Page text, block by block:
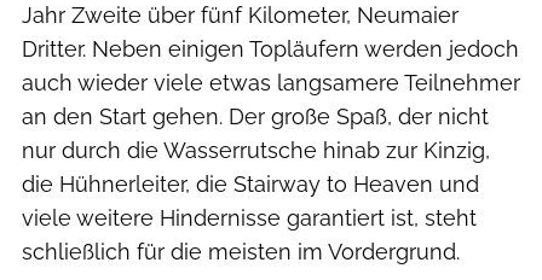
Jahr Zweite über fünf Kilometer, Neumaier
Dritter. Neben einigen Topläufern werden jedoch
auch wieder viele etwas langsamere Teilnehmer
an den Start gehen. Der große Spaß, der nicht
nur durch die Wasserrutsche hinab zur Kinzig,
die Hühnerleiter, die Stairway to Heaven und
viele weitere Hindernisse garantiert ist, steht
schließlich für die meisten im Vordergrund.